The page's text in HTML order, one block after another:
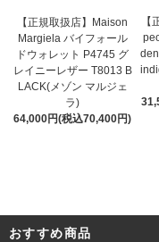
【正規取扱店】Maison
Margiela バイフォール
ドウォレット P4745 グ
レイニーレザー T8013 B
LACK(メゾン マルジェ
ラ)
64,000円(税込70,400円)
おすすめ商品